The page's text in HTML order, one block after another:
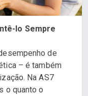
lo Sempre
de
– é também
Na AS7
o quanto o